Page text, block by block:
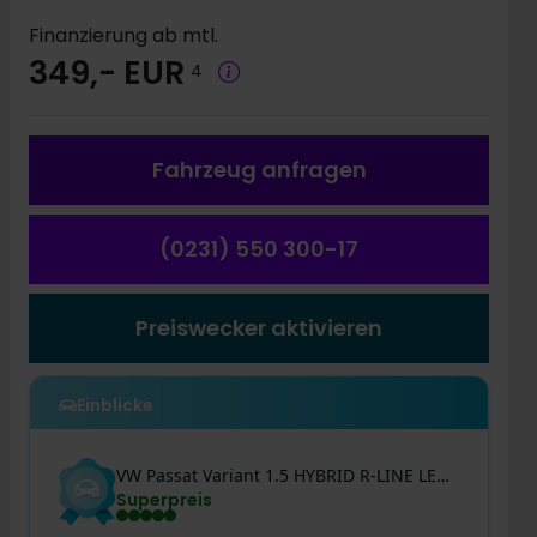
Finanzierung ab mtl.
349,- EUR 4
Fahrzeug anfragen
(0231) 550 300-17
Preiswecker aktivieren
Einblicke
VW Passat Variant 1.5 HYBRID R-LINE LEDER PANO LM19
Superpreis